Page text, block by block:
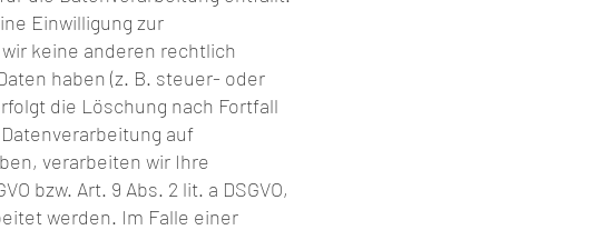
Einwilligung zur
keine anderen rechtlich
haben (z. B. steuer- oder
die Löschung nach Fortfall
auf
verarbeiten wir Ihre
bzw. Art. 9 Abs. 2 lit. a DSGVO,
werden. Im Falle einer